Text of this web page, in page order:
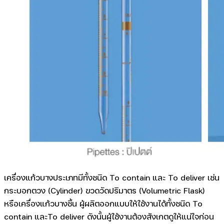
เครื่องแก้วบางประเภทมีทั้งชนิด To contain และ To deliver เช่น
กระบอกตวง (Cylinder) ขวดวัดปริมาตร (Volumetric Flask)
หรือเครื่องแก้วบางชิ้น ผู้ผลิตออกแบบให้ใช้งานได้ทั้งชนิด To
contain และTo deliver ดังนั้นผู้ใช้งานต้องสังเกตดูให้แน่ใจก่อน